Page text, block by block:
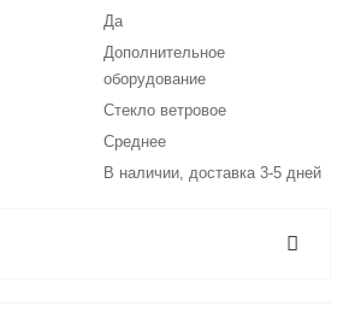
Да
Дополнительное
оборудование
Стекло ветровое
Среднее
В наличии, доставка 3-5 дней